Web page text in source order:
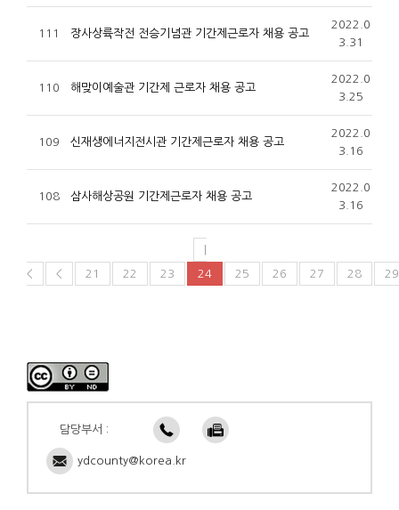
111 장사상륙작전 전승기념관 기간제근로자 채용 공고
2022.0
3.31
110 해맞이예술관 기간제 근로자 채용 공고
2022.0
3.25
109 신재생에너지전시관 기간제근로자 채용 공고
2022.0
3.16
108 삼사해상공원 기간제근로자 채용 공고
2022.0
3.16
< < 21 22 23 24 25 26 27 28 29
담당부서 :
ydcounty@korea.kr